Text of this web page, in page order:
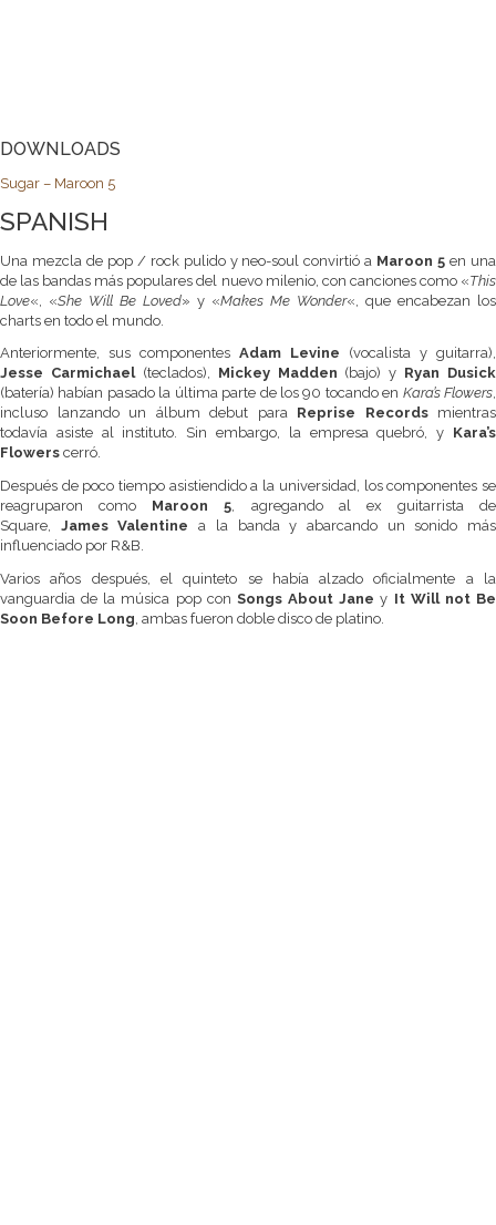
DOWNLOADS
Sugar – Maroon 5
SPANISH
Una mezcla de pop / rock pulido y neo-soul convirtió a Maroon 5 en una
de las bandas más populares del nuevo milenio, con canciones como «This
Love«, «She Will Be Loved» y «Makes Me Wonder«, que encabezan los
charts en todo el mundo.
Anteriormente, sus componentes Adam Levine (vocalista y guitarra),
Jesse Carmichael(teclados), Mickey Madden (bajo) y Ryan Dusick
(batería) habían pasado la última parte de los 90 tocando en Kara’s Flowers,
incluso lanzando un álbum debut para Reprise Recordsmientras
todavía asiste al instituto. Sin embargo, la empresa quebró, y Kara’s
Flowers cerró.
Después de poco tiempo asistiendido a la universidad, los componentes se
reagruparon como Maroon 5, agregando al ex guitarrista de
Square, James Valentine a la banda y abarcando un sonido más
influenciado por R&B.
Varios años después, el quinteto se había alzado oficialmente a la
vanguardia de la música pop con Songs About Jane y It Will not Be
Soon Before Long , ambas fueron doble disco de platino.